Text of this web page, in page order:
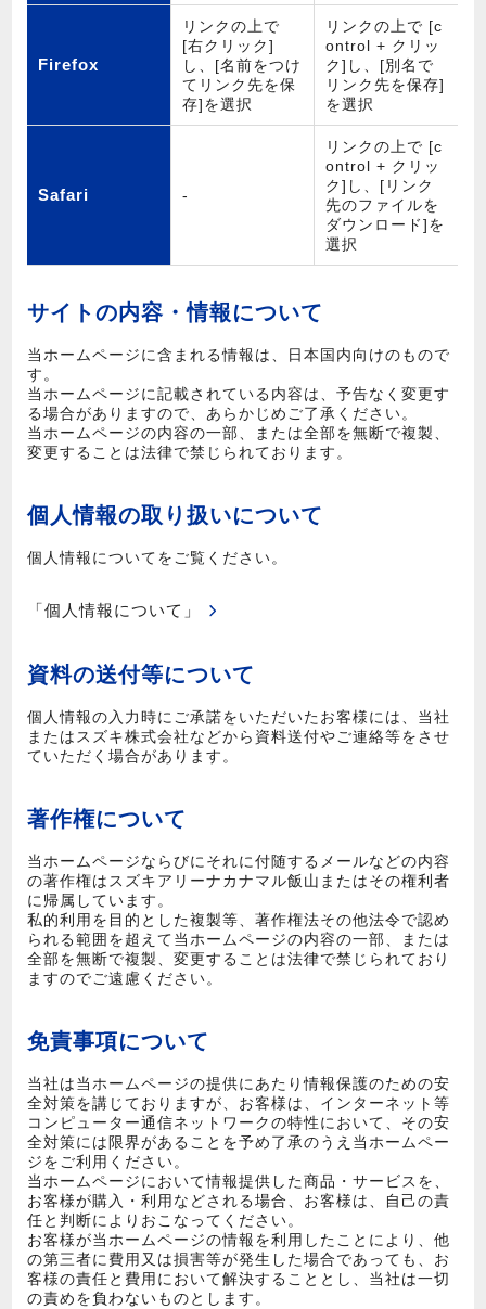
Firefox
リンクの上で
[右クリック]
し、[名前をつけ
てリンク先を保
存]を選択
リンクの上で [c
ontrol + クリッ
ク]し、[別名で
リンク先を保存]
を選択
Safari -
リンクの上で [c
ontrol + クリッ
ク]し、[リンク
先のファイルを
ダウンロード]を
選択
サイトの内容・情報について
当ホームページに含まれる情報は、日本国内向けのもので
す。
当ホームページに記載されている内容は、予告なく変更す
る場合がありますので、あらかじめご了承ください。
当ホームページの内容の一部、または全部を無断で複製、
変更することは法律で禁じられております。
個人情報の取り扱いについて
個人情報についてをご覧ください。
「個人情報について」
資料の送付等について
個人情報の入力時にご承諾をいただいたお客様には、当社
またはスズキ株式会社などから資料送付やご連絡等をさせ
ていただく場合があります。
著作権について
当ホームページならびにそれに付随するメールなどの内容
の著作権はスズキアリーナカナマル飯山またはその権利者
に帰属しています。
私的利用を目的とした複製等、著作権法その他法令で認め
られる範囲を超えて当ホームページの内容の一部、または
全部を無断で複製、変更することは法律で禁じられており
ますのでご遠慮ください。
免責事項について
当社は当ホームページの提供にあたり情報保護のための安
全対策を講じておりますが、お客様は、インターネット等
コンピューター通信ネットワークの特性において、その安
全対策には限界があることを予め了承のうえ当ホームペー
ジをご利用ください。
当ホームページにおいて情報提供した商品・サービスを、
お客様が購入・利用などされる場合、お客様は、自己の責
任と判断によりおこなってください。
お客様が当ホームページの情報を利用したことにより、他
の第三者に費用又は損害等が発生した場合であっても、お
客様の責任と費用において解決することとし、当社は一切
の責めを負わないものとします。